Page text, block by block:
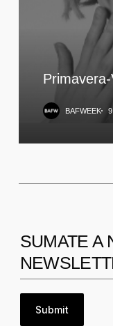
BAFWEEK
SUMATE A
Submit